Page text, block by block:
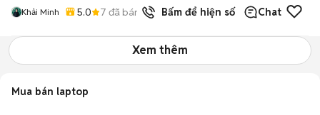
Khải Minh 5.0 7 đã bán Bấm để hiện số Chat
Xem thêm
Mua bán laptop